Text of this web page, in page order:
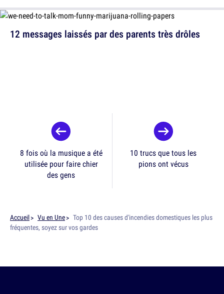
12 messages laissés par des parents très drôles
8 fois où la musique a été
utilisée pour faire chier
des gens
10 trucs que tous les
pions ont vécus
Accueil Vu en Une
Top 10 des causes d'incendies domestiques les plus
fréquentes, soyez sur vos gardes